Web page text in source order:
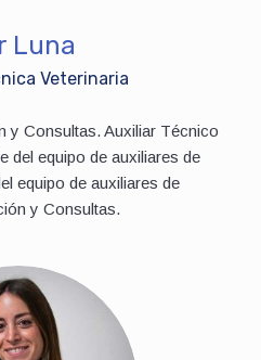
Luna
Veterinaria
y Consultas. Auxiliar Técnico
del equipo de auxiliares de
equipo de auxiliares de
y Consultas.